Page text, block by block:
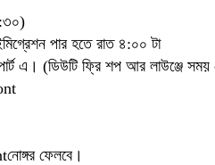
পার হতে রাত ৪:০০ টা
এ। (ডিউটি ফ্রি শপ আর লাউঞ্জে সময়
ফেলবে।